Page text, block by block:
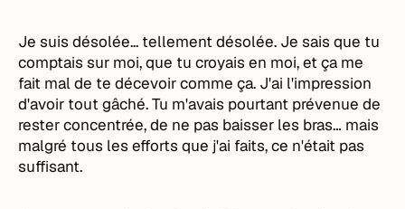
Je suis désolée... tellement désolée. Je sais que tu
comptais sur moi, que tu croyais en moi, et ça me
fait mal de te décevoir comme ça. J'ai l'impression
d'avoir tout gâché. Tu m'avais pourtant prévenue de
rester concentrée, de ne pas baisser les bras… mais
malgré tous les efforts que j'ai faits, ce n'était pas
suffisant.